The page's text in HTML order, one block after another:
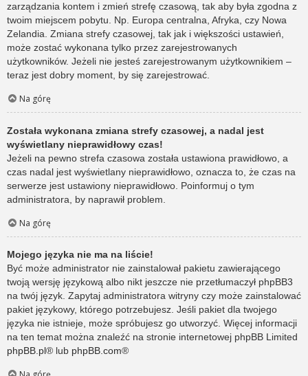
zarządzania kontem i zmień strefę czasową, tak aby była zgodna z
twoim miejscem pobytu. Np. Europa centralna, Afryka, czy Nowa
Zelandia. Zmiana strefy czasowej, tak jak i większości ustawień,
może zostać wykonana tylko przez zarejestrowanych
użytkowników. Jeżeli nie jesteś zarejestrowanym użytkownikiem –
teraz jest dobry moment, by się zarejestrować.
Na górę
Została wykonana zmiana strefy czasowej, a nadal jest
wyświetlany nieprawidłowy czas!
Jeżeli na pewno strefa czasowa została ustawiona prawidłowo, a
czas nadal jest wyświetlany nieprawidłowo, oznacza to, że czas na
serwerze jest ustawiony nieprawidłowo. Poinformuj o tym
administratora, by naprawił problem.
Na górę
Mojego języka nie ma na liście!
Być może administrator nie zainstalował pakietu zawierającego
twoją wersję językową albo nikt jeszcze nie przetłumaczył phpBB3
na twój język. Zapytaj administratora witryny czy może zainstalować
pakiet językowy, którego potrzebujesz. Jeśli pakiet dla twojego
języka nie istnieje, może spróbujesz go utworzyć. Więcej informacji
na ten temat można znaleźć na stronie internetowej phpBB Limited
phpBB.pl® lub phpBB.com®